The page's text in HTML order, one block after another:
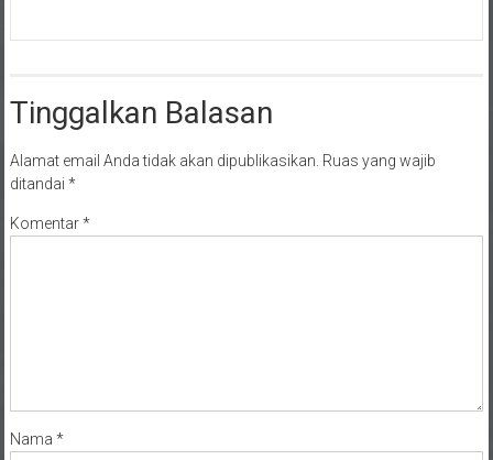
Tinggalkan Balasan
Alamat email Anda tidak akan dipublikasikan. Ruas yang wajib
ditandai *
Komentar*
Nama *